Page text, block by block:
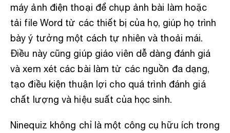
máy ảnh điện thoại để chụp ảnh bài làm hoặc
tải file Word từ các thiết bị của họ, giúp họ trình
bày ý tưởng một cách tự nhiên và thoải mái.
Điều này cũng giúp giáo viên dễ dàng đánh giá
và xem xét các bài làm từ các nguồn đa dạng,
tạo điều kiện thuận lợi cho quá trình đánh giá
chất lượng và hiệu suất của học sinh.
Ninequiz không chỉ là một công cụ hữu ích trong